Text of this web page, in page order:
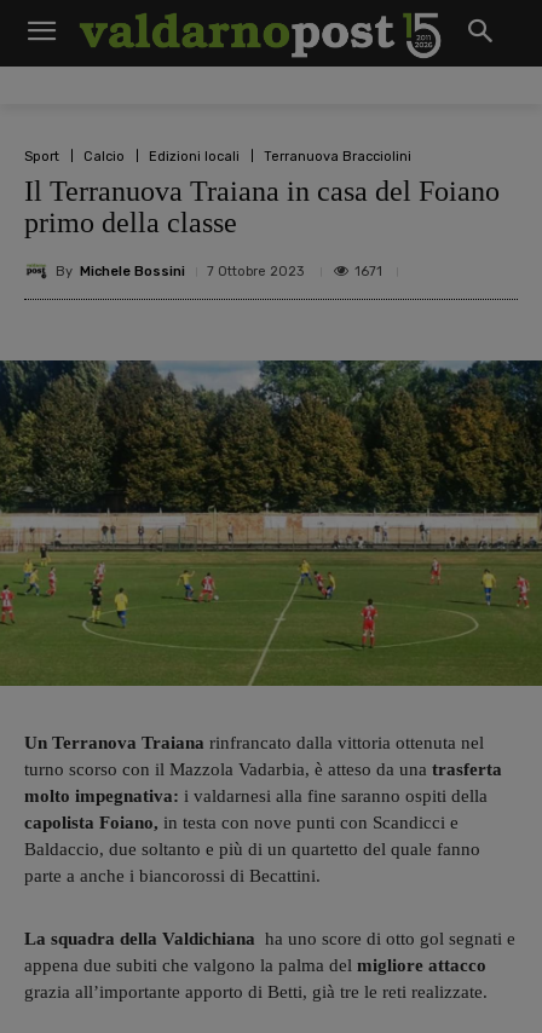
Sport Calcio Edizioni locali Terranuova Bracciolini
Il Terranuova Traiana in casa del Foiano
primo della classe
By Michele Bossini 7 Ottobre 2023 1671
Un Terranova Traiana rinfrancato dalla vittoria ottenuta nel
turno scorso con il Mazzola Vadarbia, è atteso da una trasferta
molto impegnativa: i valdarnesi alla fine saranno ospiti della
capolista Foiano, in testa con nove punti con Scandicci e
Baldaccio, due soltanto e più di un quartetto del quale fanno
parte a anche i biancorossi di Becattini.
La squadra della Valdichiana ha uno score di otto gol segnati e
appena due subiti che valgono la palma del migliore attacco
grazia all’importante apporto di Betti, già tre le reti realizzate.